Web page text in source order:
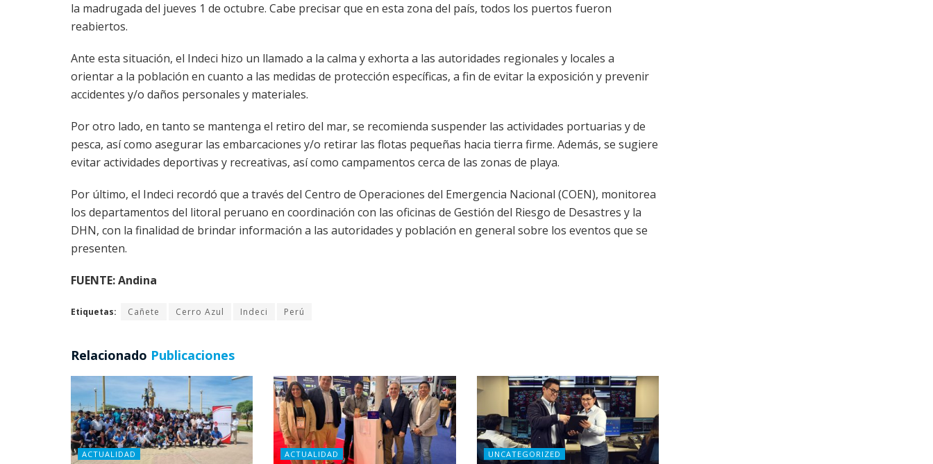
la madrugada del jueves 1 de octubre. Cabe precisar que en esta zona del país, todos los puertos fueron
reabiertos.
Ante esta situación, el Indeci hizo un llamado a la calma y exhorta a las autoridades regionales y locales a
orientar a la población en cuanto a las medidas de protección específicas, a fin de evitar la exposición y prevenir
accidentes y/o daños personales y materiales.
Por otro lado, en tanto se mantenga el retiro del mar, se recomienda suspender las actividades portuarias y de
pesca, así como asegurar las embarcaciones y/o retirar las flotas pequeñas hacia tierra firme. Además, se sugiere
evitar actividades deportivas y recreativas, así como campamentos cerca de las zonas de playa.
Por último, el Indeci recordó que a través del Centro de Operaciones del Emergencia Nacional (COEN), monitorea
los departamentos del litoral peruano en coordinación con las oficinas de Gestión del Riesgo de Desastres y la
DHN, con la finalidad de brindar información a las autoridades y población en general sobre los eventos que se
presenten.
FUENTE: Andina
Etiquetas: Cañete Cerro Azul Indeci Perú
Relacionado Publicaciones
ACTUALIDAD ACTUALIDAD UNCATEGORIZED